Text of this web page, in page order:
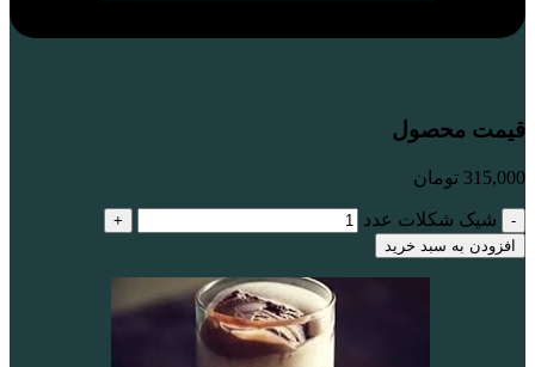
قیمت محصول
315,000 تومان
شیک شکلات عدد
افزودن به سبد خرید